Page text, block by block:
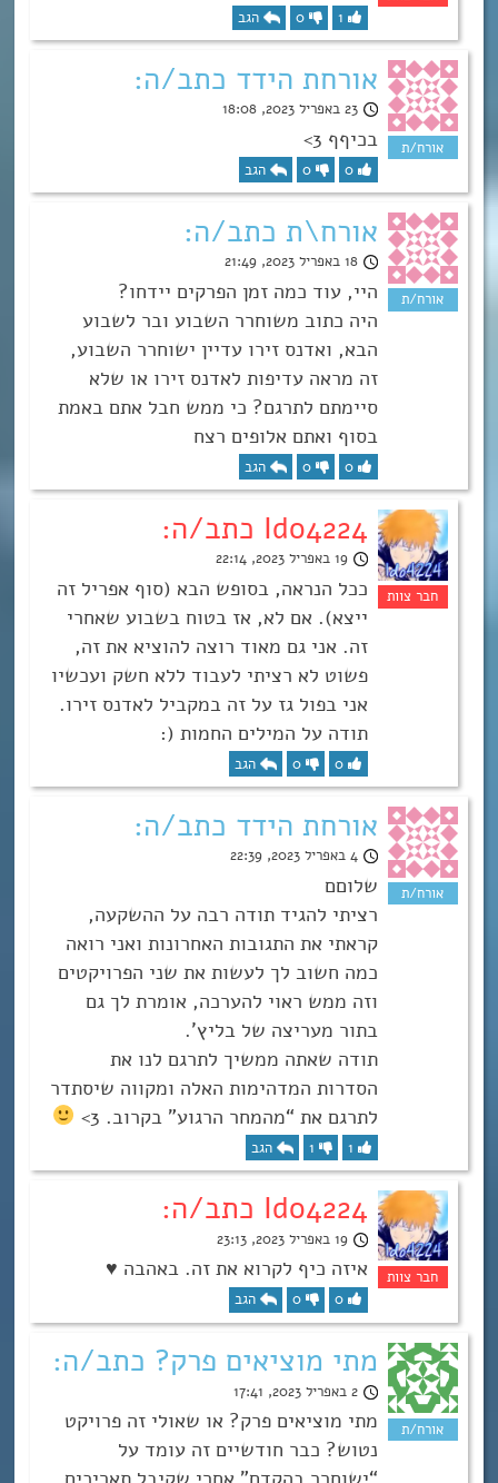
1
0 הגב
אורחת הידד כתב/ה:
23 באפריל 2023, 18:08
בכיףף 3>
0
0 הגב
אורח\ת כתב/ה:
18 באפריל 2023, 21:49
היי, עוד כמה זמן הפרקים יידחו?
היה כתוב משוחרר השבוע ובר לשבוע
הבא, ואדנס זירו עדיין ישוחרר השבוע,
זה מראה עדיפות לאדנס זירו או שלא
סיימתם לתרגם? כי ממש חבל אתם באמת
בסוף ואתם אלופים רצח
0
0 הגב
Ido4224 כתב/ה:
19 באפריל 2023, 22:14
ככל הנראה, בסופש הבא (סוף אפריל זה
ייצא). אם לא, אז בטוח בשבוע שאחרי
זה. אני גם מאוד רוצה להוציא את זה,
פשוט לא רציתי לעבוד ללא חשק ועכשיו
אני בפול גז על זה במקביל לאדנס זירו.
תודה על המילים החמות (:
0
0 הגב
אורחת הידד כתב/ה:
4 באפריל 2023, 22:39
שלוםם
רציתי להגיד תודה רבה על ההשקעה,
קראתי את התגובות האחרונות ואני רואה
כמה חשוב לך לעשות את שני הפרויקטים
וזה ממש ראוי להערכה, אומרת לך גם
בתור מעריצה של בליץ’.
תודה שאתה ממשיך לתרגם לנו את
הסדרות המדהימות האלה ומקווה שיסתדר
לתרגם את “מהמחר הרגוע” בקרוב. 3>
1
1 הגב
Ido4224 כתב/ה:
19 באפריל 2023, 23:13
איזה כיף לקרוא את זה. באהבה ♥
0
0 הגב
מתי מוציאים פרק? כתב/ה:
2 באפריל 2023, 17:41
מתי מוציאים פרק? או שאולי זה פרויקט
נטוש? כבר חודשיים זה עומד על